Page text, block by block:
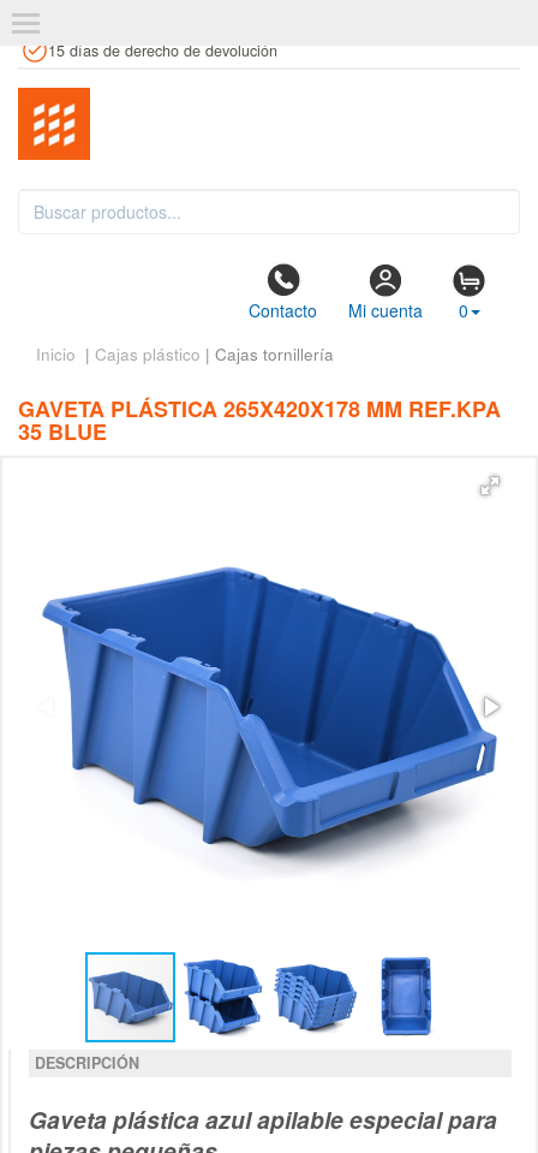
15 días de derecho de devolución
Contacto Mi cuenta 0
Inicio | Cajas plástico | Cajas tornillería
GAVETA PLÁSTICA 265X420X178 MM REF.KPA
35 BLUE
DESCRIPCIÓN
Gaveta plástica azul apilable especial para